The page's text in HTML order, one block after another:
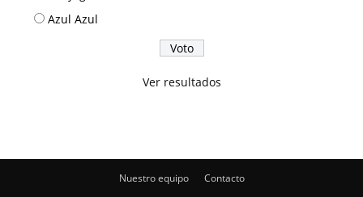
Azul Azul
Ver resultados
Nuestro equipo Contacto